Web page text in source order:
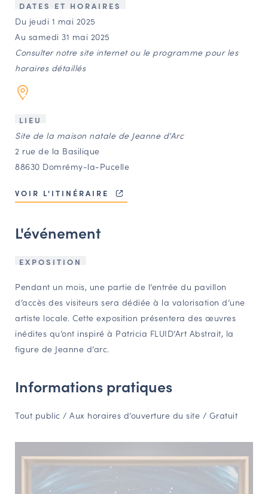
LES ACTIONS PHARES
CONTACT
Agenda
Annuaire
Ressources
OFFRES D’EMPLOI ET DE STAGE
OUTILS EN LIGNE
Espace acteurs
NAVIGATION FILTRÉE « ACTEURS »
PORTAIL CULTURE
Comité d'Histoire Régionale
VOUS ÊTES…
Étudiants & chercheurs
DATES ET HORAIRES
Du jeudi 1 mai 2025
Au samedi 31 mai 2025
Consulter notre site internet ou le programme pour les
horaires détaillés
LIEU
Site de la maison natale de Jeanne d'Arc
2 rue de la Basilique
88630 Domrémy-la-Pucelle
VOIR L'ITINÉRAIRE
L'événement
EXPOSITION
Pendant un mois, une partie de l’entrée du pavillon
d’accès des visiteurs sera dédiée à la valorisation d’une
artiste locale. Cette exposition présentera des œuvres
inédites qu’ont inspiré à Patricia FLUID’Art Abstrait, la
figure de Jeanne d’arc.
Informations pratiques
Tout public / Aux horaires d’ouverture du site / Gratuit